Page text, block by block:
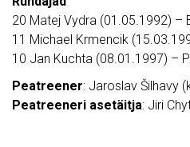
20 Matej Vydra (01.05.1992) –
11 Michael Krmencik
10 Jan Kuchta (08.01.1997) –
Peatreener: Jaroslav Šilhavy
Peatreeneri asetäitja: Jiri